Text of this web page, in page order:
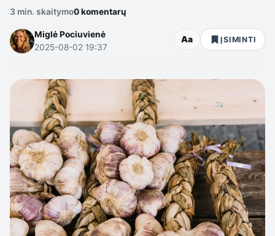
3 min. skaitymo0 komentarų
Miglė Pociuvienė
2025-08-02 19:37
Aa ĮSIMINTI